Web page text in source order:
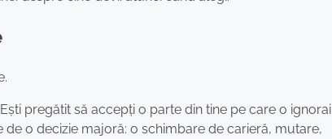
pregătit să accepți o parte din tine pe care o ignorai
o decizie majoră: o schimbare de carieră, mutare,